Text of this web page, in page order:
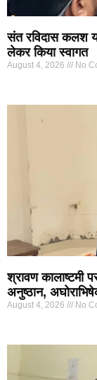
संत रविदास कलश
लेकर किया स्वागत
August 4, 2026 No
श्रावण कालाष्टमी
अनुष्ठान,
August 4, 2026 No